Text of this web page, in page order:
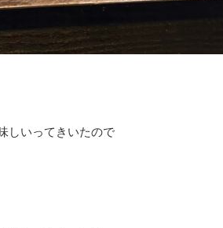
しいってきいたので